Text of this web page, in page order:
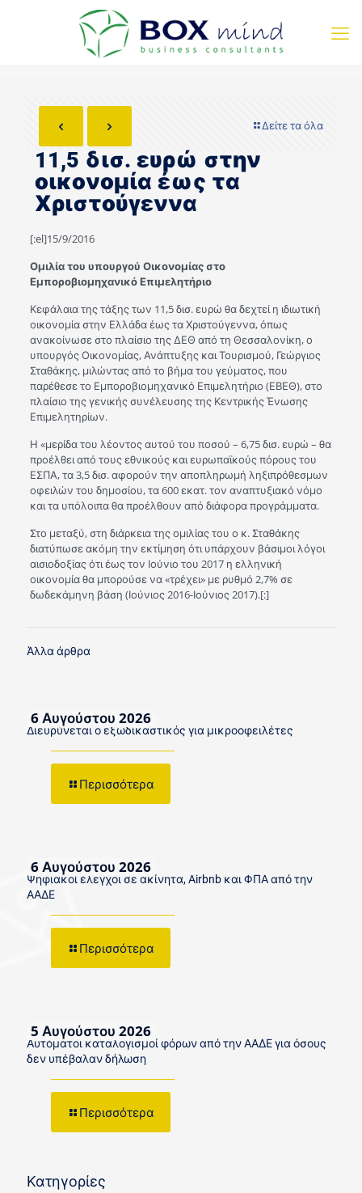
Δείτε τα όλα
11,5 δισ. ευρώ στην
οικονομία έως τα
Χριστούγεννα
[:el]15/9/2016
Ομιλία του υπουργού Οικονομίας στο
Εμποροβιομηχανικό Επιμελητήριο
Κεφάλαια της τάξης των 11,5 δισ. ευρώ θα δεχτεί η ιδιωτική
οικονομία στην Ελλάδα έως τα Χριστούγεννα, όπως
ανακοίνωσε στο πλαίσιο της ΔΕΘ από τη Θεσσαλονίκη, ο
υπουργός Οικονομίας, Ανάπτυξης και Τουρισμού, Γεώργιος
Σταθάκης, μιλώντας από το βήμα του γεύματος, που
παρέθεσε το Εμποροβιομηχανικό Επιμελητήριο (ΕΒΕΘ), στο
πλαίσιο της γενικής συνέλευσης της Κεντρικής Ένωσης
Επιμελητηρίων.
Η «μερίδα του λέοντος αυτού του ποσού – 6,75 δισ. ευρώ – θα
προέλθει από τους εθνικούς και ευρωπαϊκούς πόρους του
ΕΣΠΑ, τα 3,5 δισ. αφορούν την αποπληρωμή ληξιπρόθεσμων
οφειλών του δημοσίου, τα 600 εκατ. τον αναπτυξιακό νόμο
και τα υπόλοιπα θα προέλθουν από διάφορα προγράμματα.
Στο μεταξύ, στη διάρκεια της ομιλίας του ο κ. Σταθάκης
διατύπωσε ακόμη την εκτίμηση ότι υπάρχουν βάσιμοι λόγοι
αισιοδοξίας ότι έως τον Ιούνιο του 2017 η ελληνική
οικονομία θα μπορούσε να «τρέχει» με ρυθμό 2,7% σε
δωδεκάμηνη βάση (Ιούνιος 2016-Ιούνιος 2017).[:]
Άλλα άρθρα
6 Αυγούστου 2026
Διευρύνεται ο εξωδικαστικός για μικροοφειλέτες
Περισσότερα
6 Αυγούστου 2026
Ψηφιακοί έλεγχοι σε ακίνητα, Airbnb και ΦΠΑ από την
ΑΑΔΕ
Περισσότερα
5 Αυγούστου 2026
Αυτόματοι καταλογισμοί φόρων από την ΑΑΔΕ για όσους
δεν υπέβαλαν δήλωση
Περισσότερα
Κατηγορίες